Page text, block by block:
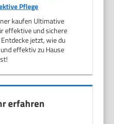
Pflege
kaufen Ultimative
effektive und sichere
jetzt, wie du
effektiv zu Hause
erfahren